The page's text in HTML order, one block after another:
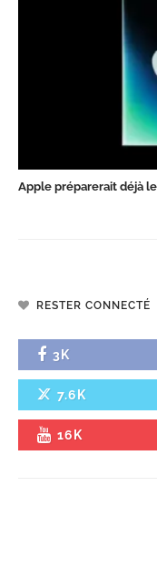
Apple préparerait déjà
RESTER CONNECTÉ
3K
7.6K
16K